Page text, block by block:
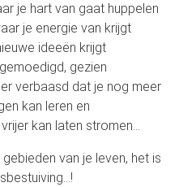
je hart van gaat huppelen
je energie van krijgt
ideeën krijgt
gezien
verbaasd dat je nog meer
kan leren en
kan laten stromen…
van je leven, het is